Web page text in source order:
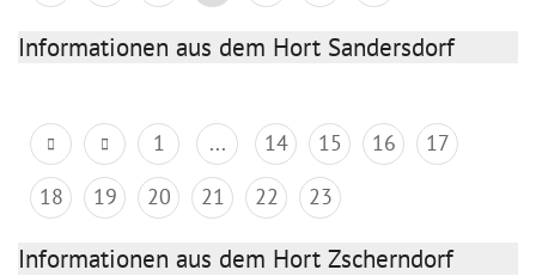
Informationen aus dem Hort Sandersdorf
1 ... 14 15 16
17
18
19 20 21 22 23
Informationen aus dem Hort Zscherndorf